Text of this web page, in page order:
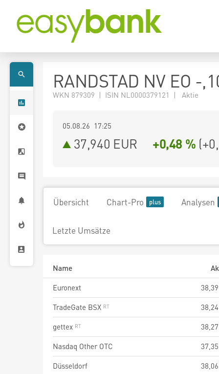
RANDSTAD NV EO -
WKN 879309 | ISIN NL0000379121 | Aktie
05.08.26 17:25
37,940 EUR +0,48 % (
Übersicht Chart-Pro Analysen
Letzte Umsätze
Name
Euronext
38,39
TradeGate BSX
38,24
gettex
38,27
Nasdaq Other OTC
37,35
Düsseldorf
38,06